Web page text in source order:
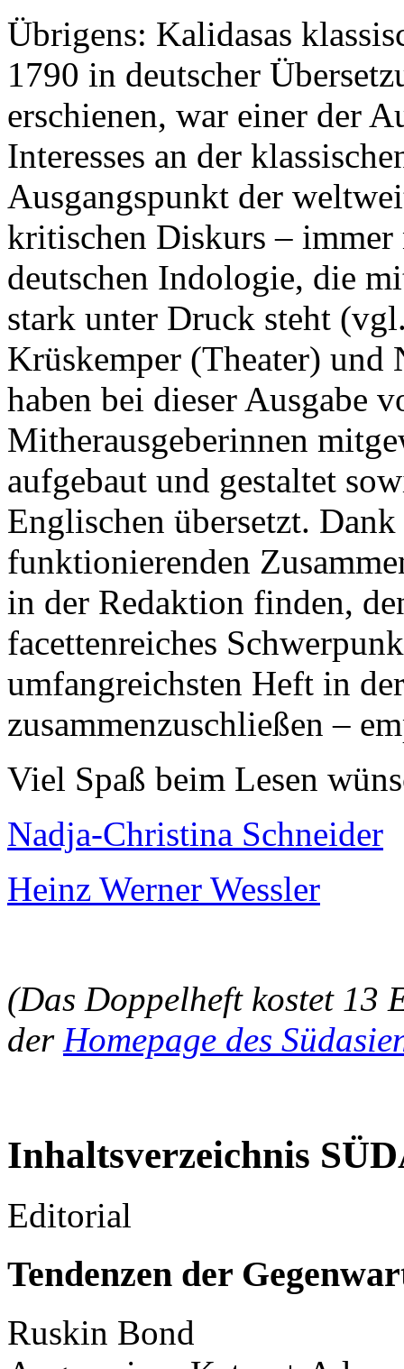
Übrigens: Kalidasas
1790 in deutscher
erschienen, war einer der
Interesses an der
Ausgangspunkt der
kritischen Diskurs – immer
deutschen Indologie, die
stark unter Druck steht
Krüskemper (Theater)
haben bei dieser Ausgabe
Mitherausgeberinnen
aufgebaut und gestaltet
Englischen übersetzt.
funktionierenden
in der Redaktion finden,
facettenreiches
umfangreichsten Heft in
zusammenzuschließen –
Viel Spaß beim Lesen
Nadja-Christina Schneider
Heinz Werner Wessler
(Das Doppelheft kostet 13
der Homepage des
Inhaltsverzeichnis
Editorial
Tendenzen der
Ruskin Bond